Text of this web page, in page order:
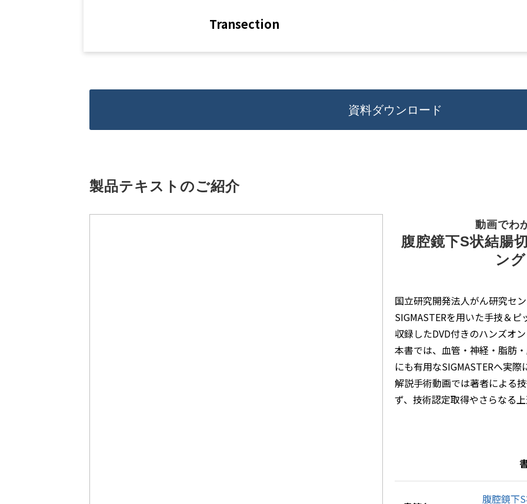
Transection
資料ダウンロード
製品テキストのご紹介
動画でわ
腹腔鏡下S状結腸
ング
国立研究開発法人がん研究セ
SIGMASTERを用いた手技＆
収録したDVD付きのハンズオ
本書では、血管・神経・脂肪
にも有用なSIGMASTERへ実際
解説手術動画では著者による
ず、技術認定取得やさらなる
腹腔鏡下